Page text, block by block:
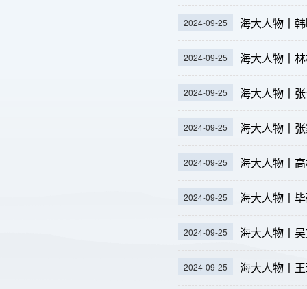
2024-09-25 海大人物丨
2024-09-25 海大人物丨林
2024-09-25 海大人物丨
2024-09-25 海大人物丨
2024-09-25 海大人物丨
2024-09-25 海大人物丨
2024-09-25 海大人物丨
2024-09-25 海大人物丨